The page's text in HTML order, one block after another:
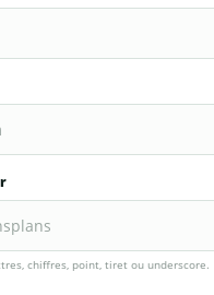
chiffres, point, tiret ou underscore.